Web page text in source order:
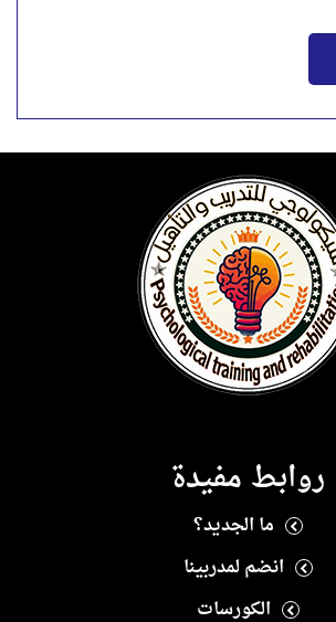
روابط مفيدة
ما الجديد؟
انضم لمدربينا
الكورسات